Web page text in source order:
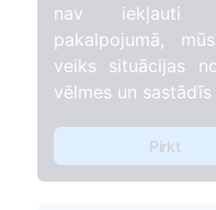
nav iekļauti
pakalpojumā,
veiks situācijas
vēlmes un
Pirkt